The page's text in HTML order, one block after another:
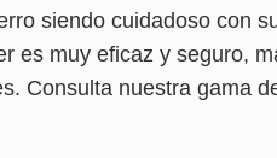
siendo cuidadoso con
es muy eficaz y seguro,
Consulta nuestra gama